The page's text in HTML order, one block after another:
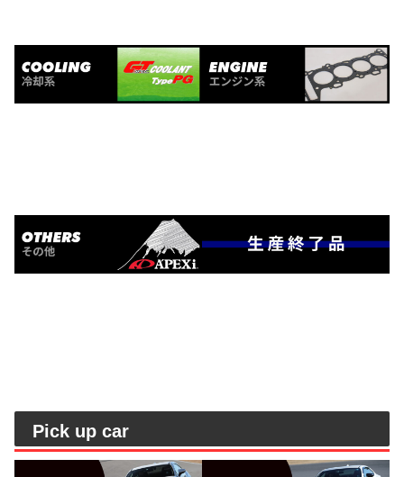
Pick up car